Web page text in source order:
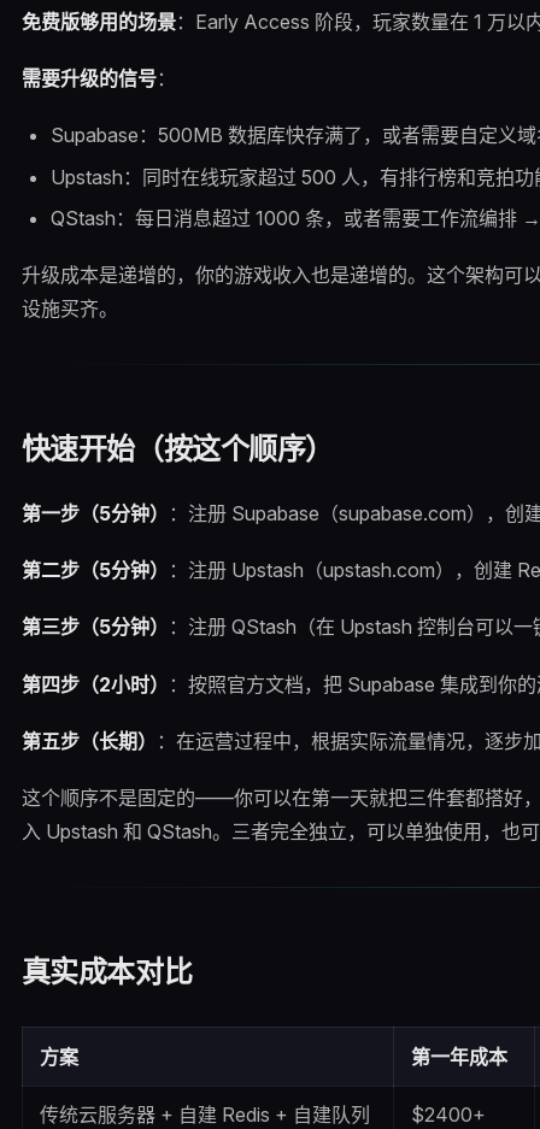
免费版够用的场景：Early Access 阶段，玩家数量在 1 万以
需要升级的信号：
Supabase：500MB 数据库快存满了，或者需要自定义
Upstash：同时在线玩家超过 500 人，有排行榜和竞拍
QStash：每日消息超过 1000 条，或者需要工作流编排
升级成本是递增的，你的游戏收入也是递增的。这个架构可
设施买齐。
快速开始（按这个顺序）
第一步（5分钟） ：注册 Supabase（supabase.com），创
第二步（5分钟） ：注册 Upstash（upstash.com），创建
第三步（5分钟） ：注册 QStash（在 Upstash 控制台可以
第四步（2小时） ：按照官方文档，把 Supabase 集成到你
第五步（长期） ：在运营过程中，根据实际流量情况，逐步
这个顺序不是固定的——你可以在第一天就把三件套都搭好
入 Upstash 和 QStash。三者完全独立，可以单独使用，也
真实成本对比
方案 第一年成本
传统云服务器 + 自建 Redis + 自建队列 $2400+